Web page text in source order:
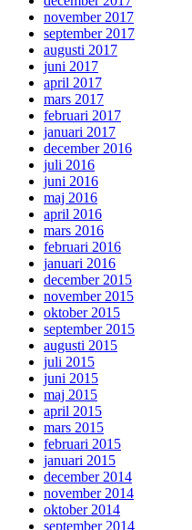
november 2017
september 2017
augusti 2017
juni 2017
april 2017
mars 2017
februari 2017
januari 2017
december 2016
juli 2016
juni 2016
maj 2016
april 2016
mars 2016
februari 2016
januari 2016
december 2015
november 2015
oktober 2015
september 2015
augusti 2015
juli 2015
juni 2015
maj 2015
april 2015
mars 2015
februari 2015
januari 2015
december 2014
november 2014
oktober 2014
september 2014